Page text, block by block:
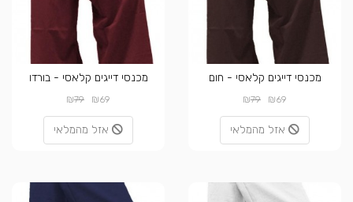
מכנסי דייגים קלאסי - חום
₪69
₪79
אזל מהמלאי
מכנסי דייגים קלאסי - בורדו
₪69
₪79
אזל מהמלאי